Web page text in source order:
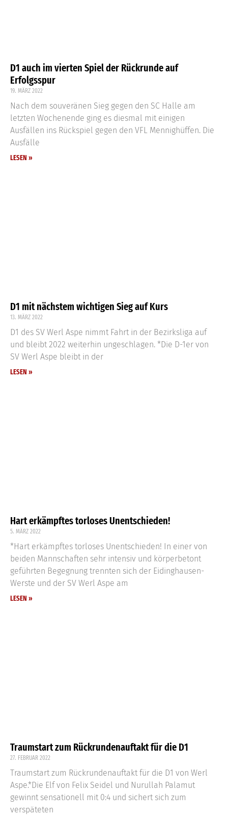
D1 auch im vierten Spiel der Rückrunde auf
Erfolgsspur
19. MÄRZ 2022
Nach dem souveränen Sieg gegen den SC Halle am
letzten Wochenende ging es diesmal mit einigen
Ausfällen ins Rückspiel gegen den VFL Mennighüffen. Die
Ausfälle
LESEN »
D1 mit nächstem wichtigen Sieg auf Kurs
13. MÄRZ 2022
D1 des SV Werl Aspe nimmt Fahrt in der Bezirksliga auf
und bleibt 2022 weiterhin ungeschlagen. *Die D-1er von
SV Werl Aspe bleibt in der
LESEN »
Hart erkämpftes torloses Unentschieden!
5. MÄRZ 2022
*Hart erkämpftes torloses Unentschieden! In einer von
beiden Mannschaften sehr intensiv und körperbetont
geführten Begegnung trennten sich der Eidinghausen-
Werste und der SV Werl Aspe am
LESEN »
Traumstart zum Rückrundenauftakt für die D1
27. FEBRUAR 2022
Traumstart zum Rückrundenauftakt für die D1 von Werl
Aspe.*Die Elf von Felix Seidel und Nurullah Palamut
gewinnt sensationell mit 0:4 und sichert sich zum
verspäteten